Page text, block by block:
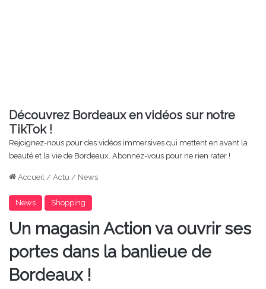
Découvrez Bordeaux en vidéos sur notre
TikTok !
Rejoignez-nous pour des vidéos immersives qui mettent en avant la
beauté et la vie de Bordeaux. Abonnez-vous pour ne rien rater !
Accueil / Actu / News
News Shopping
Un magasin Action va ouvrir ses
portes dans la banlieue de
Bordeaux !